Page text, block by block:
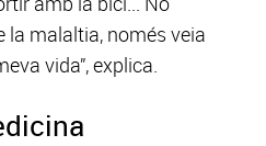
la malaltia, només veia
vida”, explica.